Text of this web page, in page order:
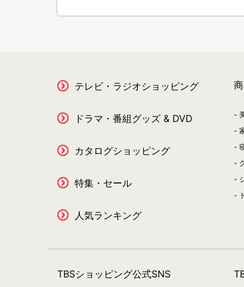
テレビ・ラジオショッピング
ドラマ・番組グッズ & DVD
カタログショッピング
特集・セール
人気ランキング
TBSショッピング公式SNS